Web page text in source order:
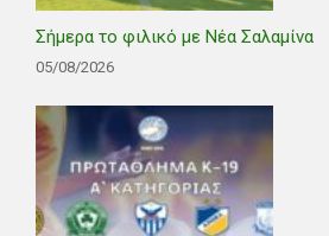
Σήμερα το φιλικό με Νέα Σαλαμίνα
05/08/2026